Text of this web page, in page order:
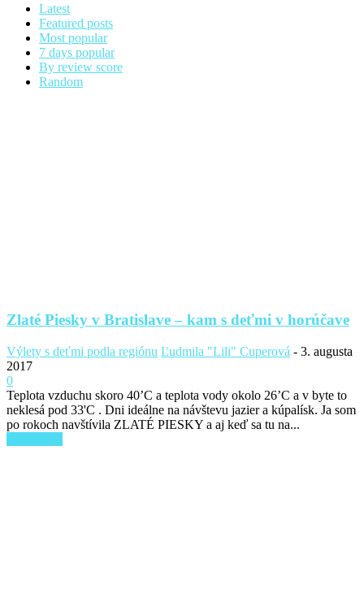
Latest
Featured posts
Most popular
7 days popular
By review score
Random
Zlaté Piesky v Bratislave – kam s deťmi v horúčave
Výlety s deťmi podla regiónu Ľudmila "Lili" Cuperová - 3. augusta
2017
0
Teplota vzduchu skoro 40’C a teplota vody okolo 26’C a v byte to
neklesá pod 33'C . Dni ideálne na návštevu jazier a kúpalísk. Ja som
po rokoch navštívila ZLATÉ PIESKY a aj keď sa tu na...